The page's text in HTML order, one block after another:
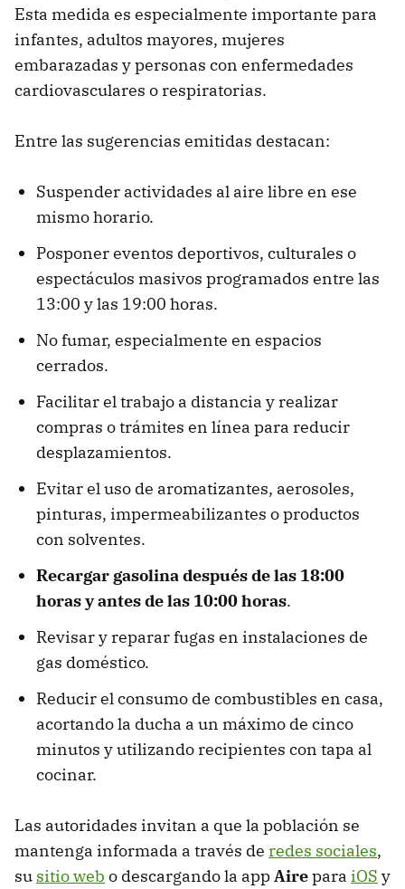
Esta medida es especialmente importante para
infantes, adultos mayores, mujeres
embarazadas y personas con enfermedades
cardiovasculares o respiratorias.
Entre las sugerencias emitidas destacan:
Suspender actividades al aire libre en ese
mismo horario.
Posponer eventos deportivos, culturales o
espectáculos masivos programados entre las
13:00 y las 19:00 horas.
No fumar, especialmente en espacios
cerrados.
Facilitar el trabajo a distancia y realizar
compras o trámites en línea para reducir
desplazamientos.
Evitar el uso de aromatizantes, aerosoles,
pinturas, impermeabilizantes o productos
con solventes.
Recargar gasolina después de las 18:00
horas y antes de las 10:00 horas.
Revisar y reparar fugas en instalaciones de
gas doméstico.
Reducir el consumo de combustibles en casa,
acortando la ducha a un máximo de cinco
minutos y utilizando recipientes con tapa al
cocinar.
Las autoridades invitan a que la población se
mantenga informada a través de redes sociales,
su sitio web o descargando la appAirepara iOS y